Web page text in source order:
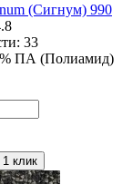
(Сигнум) 990
33
ПА (Полиамид)
клик